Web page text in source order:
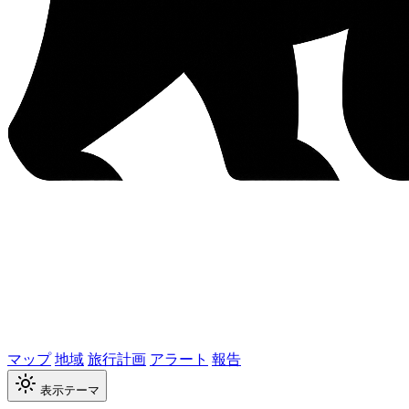
マップ地域旅行計画 アラート 報告
表示テーマ